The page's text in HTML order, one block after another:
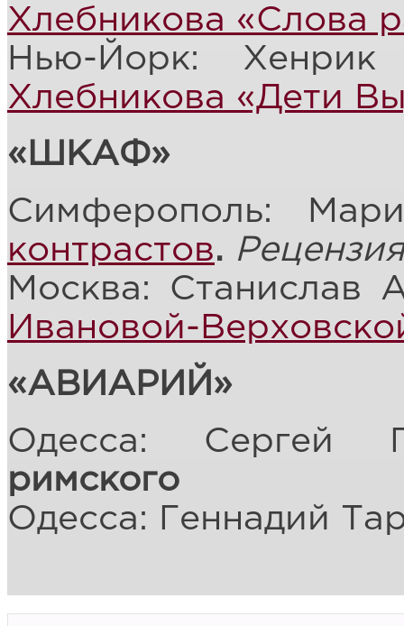
Хлебникова «Слова
Нью-Йорк:
Хлебникова «Дети
«ШКАФ»
Симферополь:
контрастов. Рецензия
Москва: Станислав
Ивановой-
«АВИАРИЙ»
Одесса: Сергей
римского
Одесса: Геннадий